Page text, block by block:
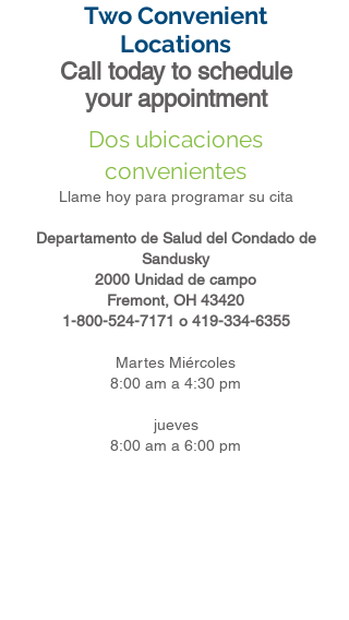
Two Convenient
Locations
Call today to schedule
your appointment
Dos ubicaciones
convenientes
Llame hoy para programar su cita
Departamento de Salud del Condado de
Sandusky
2000 Unidad de campo
Fremont, OH 43420
1-800-524-7171 o 419-334-6355
Martes Miércoles
8:00 am a 4:30 pm
jueves
8:00 am a 6:00 pm